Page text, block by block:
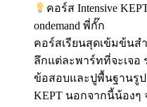
คอร์ส Intensive
ondemand พี่กั๊ก
คอร์สเรียนสุดเข้มข้นส
ลึกแต่ละพาร์ทที่จะเจ
ข้อสอบและปูพื้นฐานรู
KEPT นอกจากนี้น้องๆ